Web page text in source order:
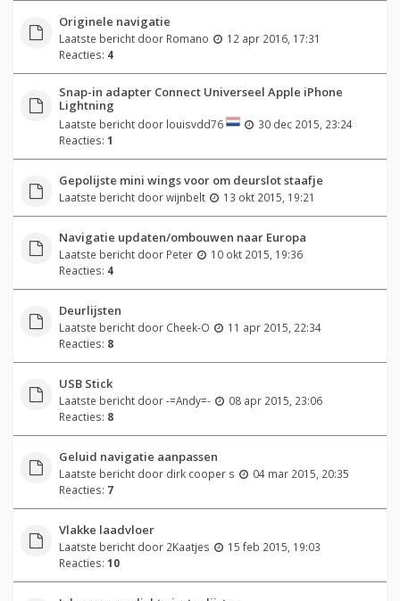
Originele navigatie
Laatste bericht door Romano
12 apr 2016, 17:31
Reacties: 4
Snap-in adapter Connect Universeel Apple iPhone
Lightning
Laatste bericht door louisvdd76
30 dec 2015, 23:24
Reacties: 1
Gepolijste mini wings voor om deurslot staafje
Laatste bericht doorwijnbelt 13 okt 2015, 19:21
Navigatie updaten/ombouwen naar Europa
Laatste bericht door Peter
10 okt 2015, 19:36
Reacties: 4
Deurlijsten
Laatste bericht door Cheek-O
11 apr 2015, 22:34
Reacties: 8
USB Stick
Laatste bericht door-=Andy=-
08 apr 2015, 23:06
Reacties: 8
Geluid navigatie aanpassen
Laatste bericht door dirk cooper s
04 mar 2015, 20:35
Reacties: 7
Vlakke laadvloer
Laatste bericht door 2Kaatjes
15 feb 2015, 19:03
Reacties: 10